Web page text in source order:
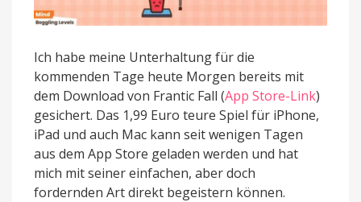
Ich habe meine Unterhaltung für die
kommenden Tage heute Morgen bereits mit
dem Download von Frantic Fall (App Store-Link)
gesichert. Das 1,99 Euro teure Spiel für iPhone,
iPad und auch Mac kann seit wenigen Tagen
aus dem App Store geladen werden und hat
mich mit seiner einfachen, aber doch
fordernden Art direkt begeistern können.